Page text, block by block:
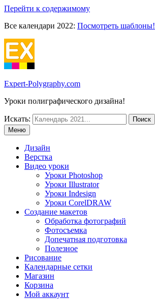
Перейти к содержимому
Все календари 2022: Посмотреть шаблоны!
Expert-Polygraphy.com
Уроки полиграфического дизайна!
Искать:
Меню
Дизайн
Верстка
Видео уроки
Уроки Photoshop
Уроки Illustrator
Уроки Indesign
Уроки CorelDRAW
Создание макетов
Обработка фотографий
Фотосъемка
Допечатная подготовка
Полезное
Рисование
Календарные сетки
Магазин
Корзина
Мой аккаунт